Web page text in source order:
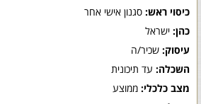
כיסוי ראש: סגנון אישי אחר
כהן: ישראל
עיסוק: שכיר/ה
השכלה: עד תיכונית
מצב כלכלי: ממוצע